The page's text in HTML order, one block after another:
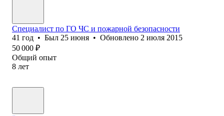
Специалист по ГО ЧС и пожарной безопасности
41 год • Был 25 июня • Обновлено 2 июля 2015
50 000 ₽
Общий опыт
8 лет